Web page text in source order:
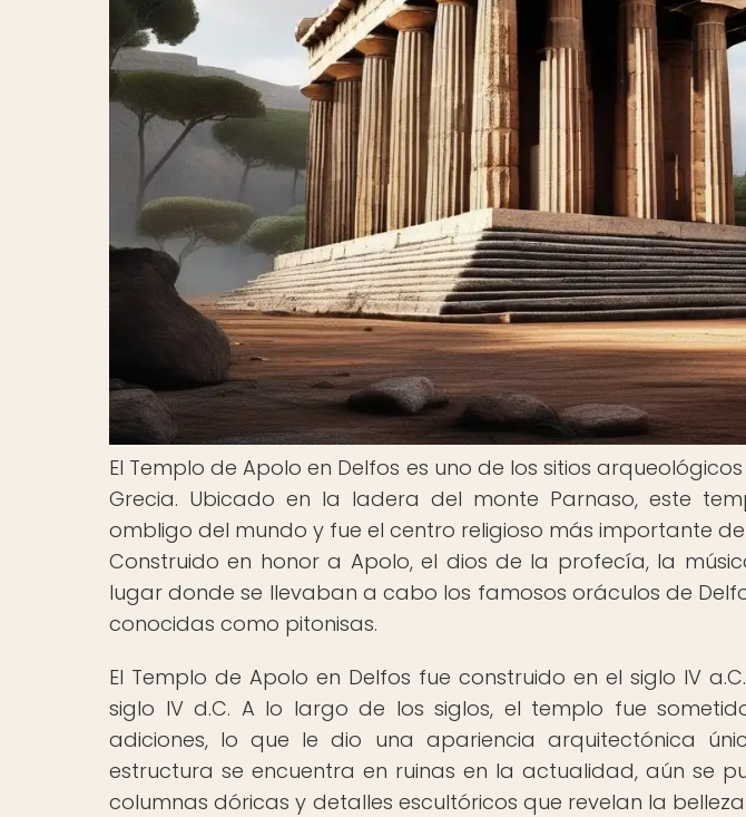
El Templo de Apolo en Delfos es uno de los sitios
Grecia. Ubicado en la ladera del monte Parnaso, este
ombligo del mundo y fue el centro religioso más importante
Construido en honor a Apolo, el dios de la profecía, la
lugar donde se llevaban a cabo los famosos oráculos de
conocidas como pitonisas.
El Templo de Apolo en Delfos fue construido en el siglo IV
siglo IV d.C. A lo largo de los siglos, el templo fue
adiciones, lo que le dio una apariencia arquitectónica
estructura se encuentra en ruinas en la actualidad, aún se
columnas dóricas y detalles escultóricos que revelan la